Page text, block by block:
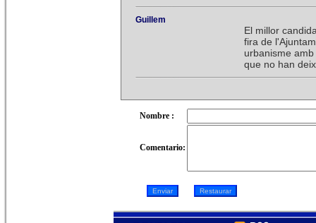
Guillem
El millor
fira de
urbanisme
que no han
Nombre :
Comentario: